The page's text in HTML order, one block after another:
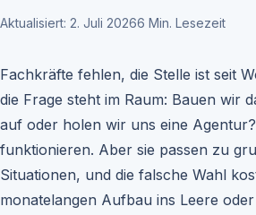
Aktualisiert: 2. Juli 20266 Min. Lesezeit
Fachkräfte fehlen, die Stelle ist seit
die Frage steht im Raum: Bauen wir
auf oder holen wir uns eine
funktionieren. Aber sie passen zu
Situationen, und die falsche Wahl
monatelangen Aufbau ins Leere